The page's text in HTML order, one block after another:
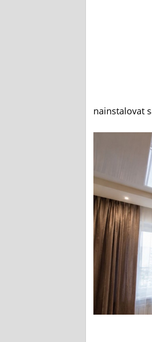
nainstalovat